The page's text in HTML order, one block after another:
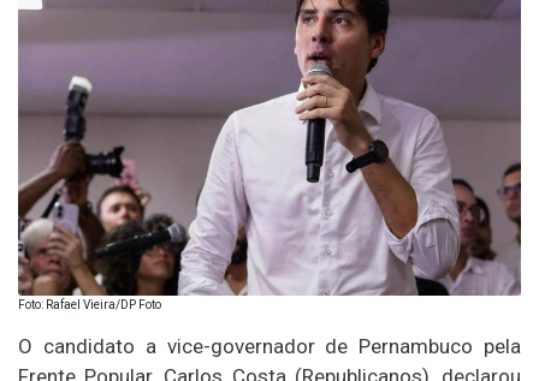
Foto: Rafael Vieira/DP Foto
O candidato a vice-governador de Pernambuco pela